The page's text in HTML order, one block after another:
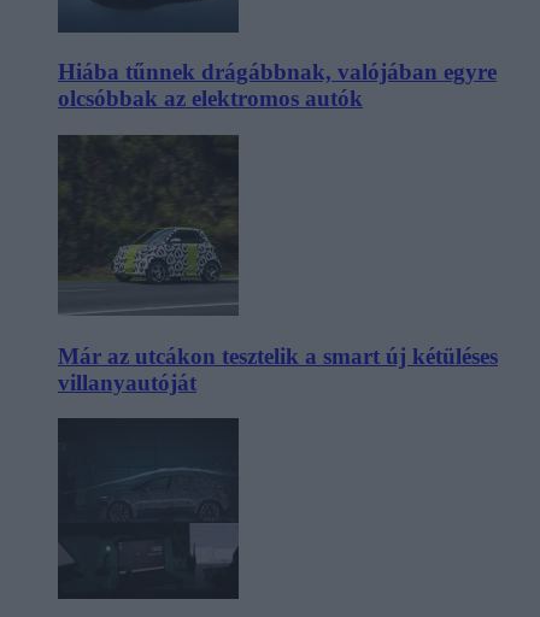
Hiába tűnnek drágábbnak, valójában egyre
olcsóbbak az elektromos autók
Már az utcákon tesztelik a smart új kétüléses
villanyautóját